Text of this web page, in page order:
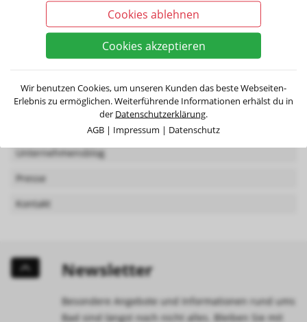
Jobs
Unternehmensblog
Presse
Kontakt
Newsletter
Besondere Angebote und Informationen rund ums
Bad sind längst noch nicht alles. Bleiben Sie mit
Cookies ablehnen
Cookies akzeptieren
Wir benutzen Cookies, um unseren Kunden das beste Webseiten-
Erlebnis zu ermöglichen. Weiterführende Informationen erhälst du in
der Datenschutzerklärung.
AGB | Impressum | Datenschutz